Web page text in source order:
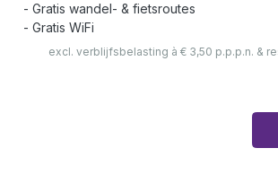
Gratis wandel- & fietsroutes
Gratis WiFi
excl. verblijfsbelasting à € 3,50 p.p.p.n. &